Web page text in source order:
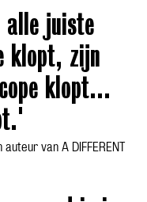
alle juiste
klopt, zijn
klopt...
van A DIFFERENT